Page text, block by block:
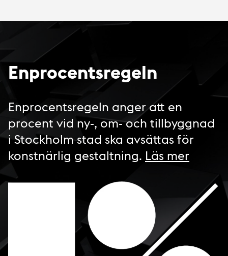
Enprocentsregeln
Enprocentsregeln anger att en
procent vid ny-, om- och tillbyggnad
i Stockholm stad ska avsättas för
konstnärlig gestaltning. Läs mer